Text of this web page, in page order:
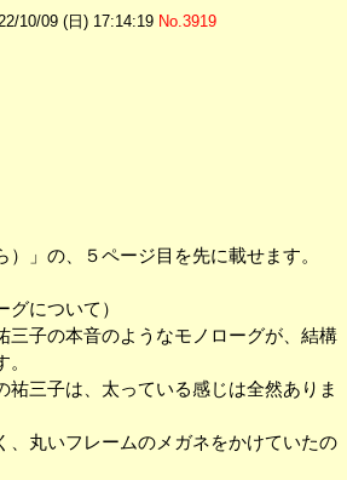
10/09 (日) 17:14:19 No.3919
」の、５ページ目を先に載せます。
グについて）
三子の本音のようなモノローグが、結構
祐三子は、太っている感じは全然ありま
、丸いフレームのメガネをかけていたの